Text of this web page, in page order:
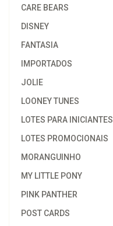
CARE BEARS
DISNEY
FANTASIA
IMPORTADOS
JOLIE
LOONEY TUNES
LOTES PARA INICIANTES
LOTES PROMOCIONAIS
MORANGUINHO
MY LITTLE PONY
PINK PANTHER
POST CARDS